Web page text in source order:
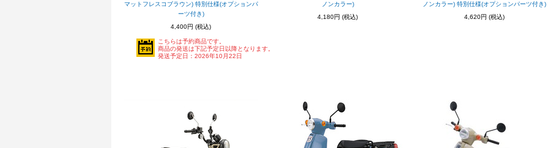
マットフレスコブラウン) 特別仕様(オプションパ
ーツ付き)
4,400円 (税込)
こちらは予約商品です。
商品の発送は下記予定日以降となります。
発送予定日：2026年10月22日
ノンカラー)
4,180円 (税込)
ノンカラー) 特別仕様(オプションパーツ付き)
4,620円 (税込)